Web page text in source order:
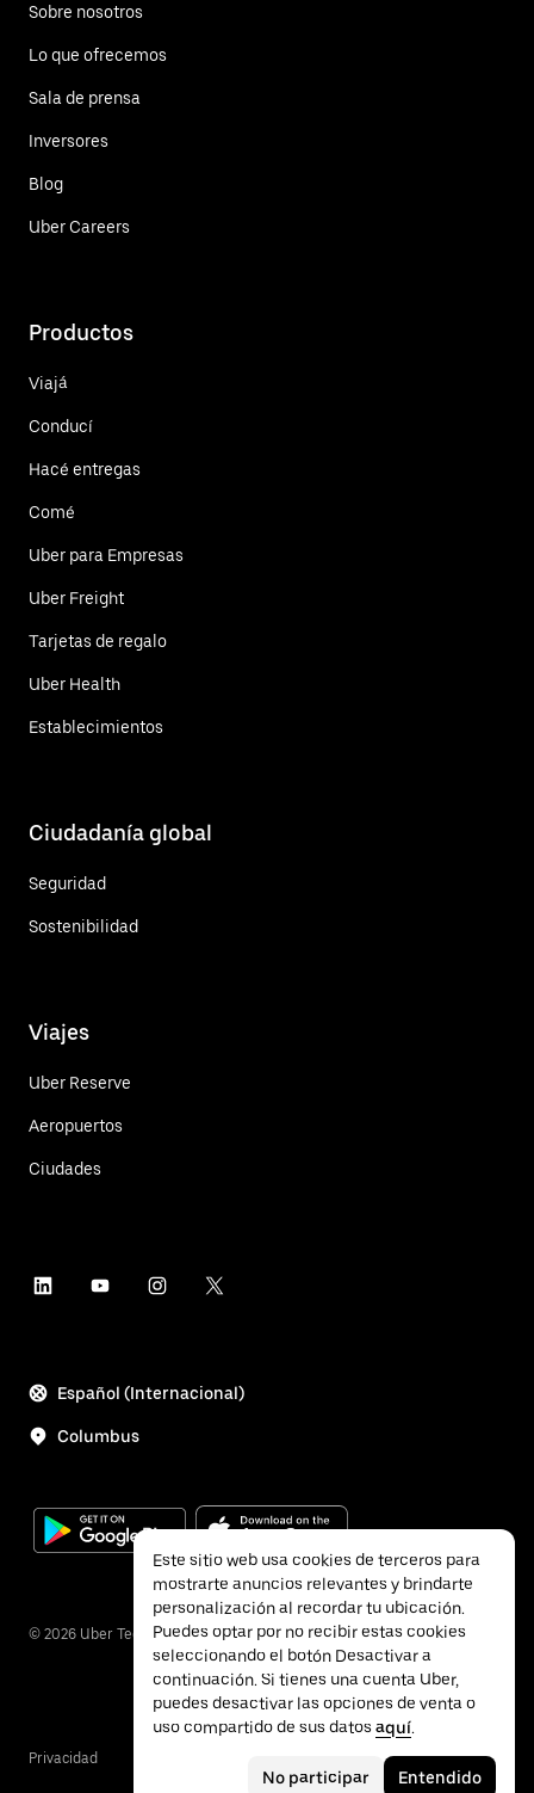
Sobre nosotros
Lo que ofrecemos
Sala de prensa
Inversores
Blog
Uber Careers
Productos
Viajá
Conducí
Hacé entregas
Comé
Uber para Empresas
Uber Freight
Tarjetas de regalo
Uber Health
Establecimientos
Ciudadanía global
Seguridad
Sostenibilidad
Viajes
Uber Reserve
Aeropuertos
Ciudades
Español (Internacional)
Columbus
© 2026 Uber Technologies Inc.
Privacidad
Este sitio web usa cookies de terceros para
mostrarte anuncios relevantes y brindarte
personalización al recordar tu ubicación.
Puedes optar por no recibir estas cookies
seleccionando el botón Desactivar a
continuación. Si tienes una cuenta Uber,
puedes desactivar las opciones de venta o
uso compartido de sus datos aquí.
No participar Entendido